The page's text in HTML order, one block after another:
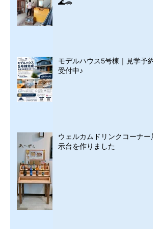
🌊🚗
モデルハウス5号棟｜見学予約
受付中♪
ウェルカムドリンクコーナー展
示台を作りました